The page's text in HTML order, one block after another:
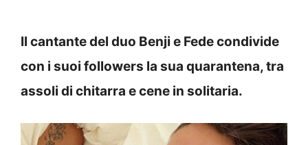
Il cantante del duo Benji e Fede condivide
con i suoi followers la sua quarantena, tra
assoli di chitarra e cene in solitaria.